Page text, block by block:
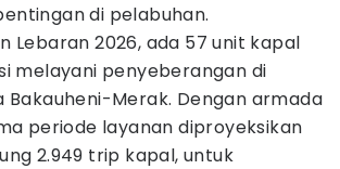
di pelabuhan.
Lebaran 2026, ada 57 unit kapal
melayani penyeberangan di
Bakauheni-Merak. Dengan armada
periode layanan diproyeksikan
2.949 trip kapal, untuk